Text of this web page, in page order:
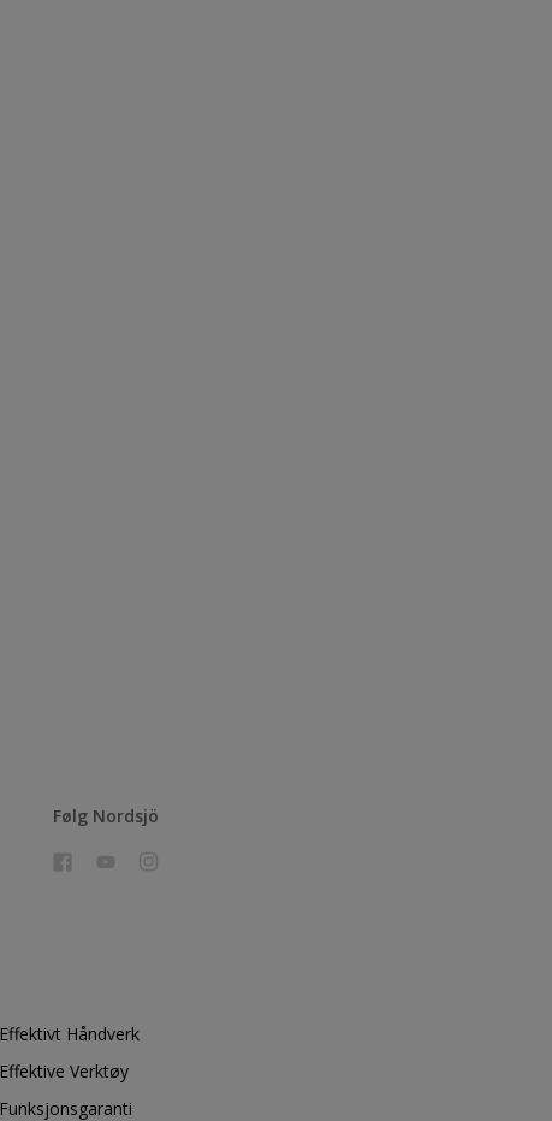
Følg Nordsjö
Effektivt Håndverk
Effektive Verktøy
Funksjonsgaranti